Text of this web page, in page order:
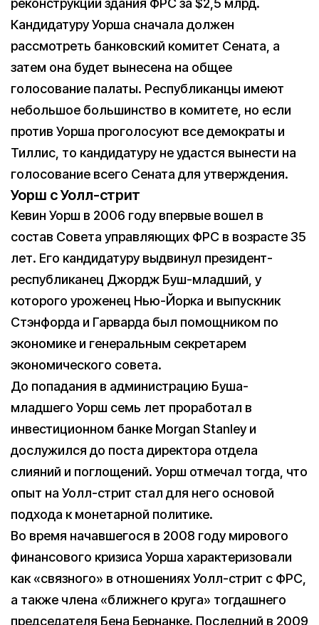
реконструкции здания ФРС за $2,5 млрд.
Кандидатуру Уорша сначала должен
рассмотреть банковский комитет Сената, а
затем она будет вынесена на общее
голосование палаты. Республиканцы имеют
небольшое большинство в комитете, но если
против Уорша проголосуют все демократы и
Тиллис, то кандидатуру не удастся вынести на
голосование всего Сената для утверждения.
Уорш с Уолл-стрит
Кевин Уорш в 2006 году впервые вошел в
состав Совета управляющих ФРС в возрасте 35
лет. Его кандидатуру выдвинул президент-
республиканец Джордж Буш-младший, у
которого уроженец Нью-Йорка и выпускник
Стэнфорда и Гарварда был помощником по
экономике и генеральным секретарем
экономического совета.
До попадания в администрацию Буша-
младшего Уорш семь лет проработал в
инвестиционном банке Morgan Stanley и
дослужился до поста директора отдела
слияний и поглощений. Уорш отмечал тогда, что
опыт на Уолл-стрит стал для него основой
подхода к монетарной политике.
Во время начавшегося в 2008 году мирового
финансового кризиса Уорша характеризовали
как «связного» в отношениях Уолл-стрит с ФРС,
а также члена «ближнего круга» тогдашнего
председателя Бена Бернанке. Последний в 2009